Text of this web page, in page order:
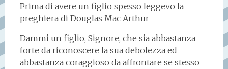
Prima di avere un figlio spesso leggevo la
preghiera di Douglas Mac Arthur
Dammi un figlio, Signore, che sia abbastanza
forte da riconoscere la sua debolezza ed
abbastanza coraggioso da affrontare se stesso